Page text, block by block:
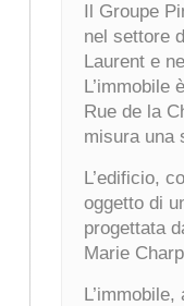
Il Groupe
nel settore
Laurent e
L’immobile
Rue de la
misura una
L’edificio,
oggetto di
progettata
Marie